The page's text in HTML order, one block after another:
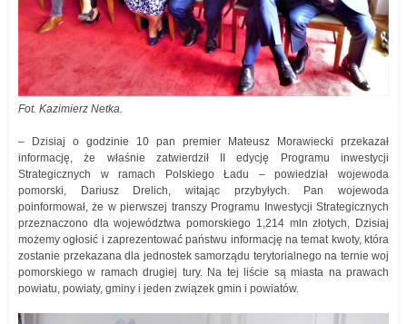
Fot. Kazimierz Netka.
– Dzisiaj o godzinie 10 pan premier Mateusz Morawiecki przekazał
informację, że właśnie zatwierdził II edycję Programu inwestycji
Strategicznych w ramach Polskiego Ładu – powiedział wojewoda
pomorski, Dariusz Drelich, witając przybyłych. Pan wojewoda
poinformował, że w pierwszej transzy Programu Inwestycji Strategicznych
przeznaczono dla województwa pomorskiego 1,214 mln złotych, Dzisiaj
możemy ogłosić i zaprezentować państwu informację na temat kwoty, która
zostanie przekazana dla jednostek samorządu terytorialnego na ternie woj
pomorskiego w ramach drugiej tury. Na tej liście są miasta na prawach
powiatu, powiaty, gminy i jeden związek gmin i powiatów.